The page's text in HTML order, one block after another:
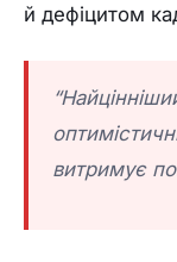
й дефіцитом
витримує